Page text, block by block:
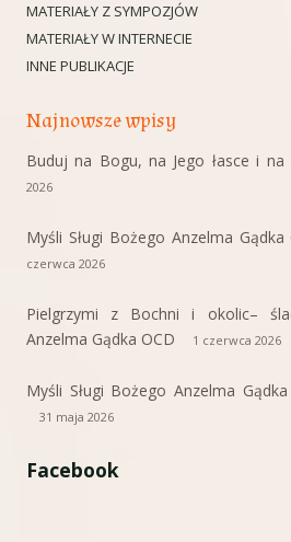
MATERIAŁY Z SYMPOZJÓW
MATERIAŁY W INTERNECIE
INNE PUBLIKACJE
Najnowsze wpisy
Buduj na Bogu, na Jego łasce i
2026
Myśli Sługi Bożego Anzelma
czerwca 2026
Pielgrzymi z Bochni i okolic–
Anzelma Gądka OCD
1 czerwca 2026
Myśli Sługi Bożego Anzelma
31 maja 2026
Facebook